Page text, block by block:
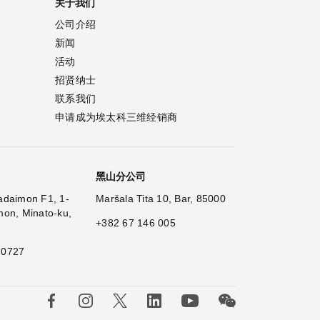
关于我们
公司介绍
新闻
活动
招贤纳士
联系我们
申请成为埃太科三维经销商
F1, 1-
Minato-ku,
黑山分公司
Maršala Tita 10, Bar, 85000
+382 67 146 005